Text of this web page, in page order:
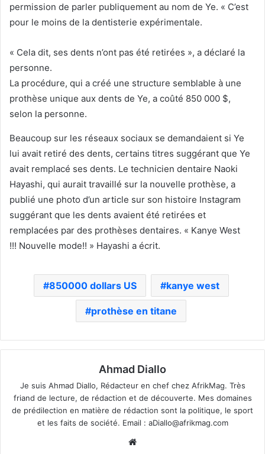
permission de parler publiquement au nom de Ye. « C’est
pour le moins de la dentisterie expérimentale.
« Cela dit, ses dents n’ont pas été retirées », a déclaré la
personne.
La procédure, qui a créé une structure semblable à une
prothèse unique aux dents de Ye, a coûté 850 000 $,
selon la personne.
Beaucoup sur les réseaux sociaux se demandaient si Ye
lui avait retiré des dents, certains titres suggérant que Ye
avait remplacé ses dents. Le technicien dentaire Naoki
Hayashi, qui aurait travaillé sur la nouvelle prothèse, a
publié une photo d’un article sur son histoire Instagram
suggérant que les dents avaient été retirées et
remplacées par des prothèses dentaires. « Kanye West
!!! Nouvelle mode!! » Hayashi a écrit.
850000 dollars US kanye west
prothèse en titane
Ahmad Diallo
Je suis Ahmad Diallo, Rédacteur en chef chez AfrikMag. Très
friand de lecture, de rédaction et de découverte. Mes domaines
de prédilection en matière de rédaction sont la politique, le sport
et les faits de société. Email : aDiallo@afrikmag.com